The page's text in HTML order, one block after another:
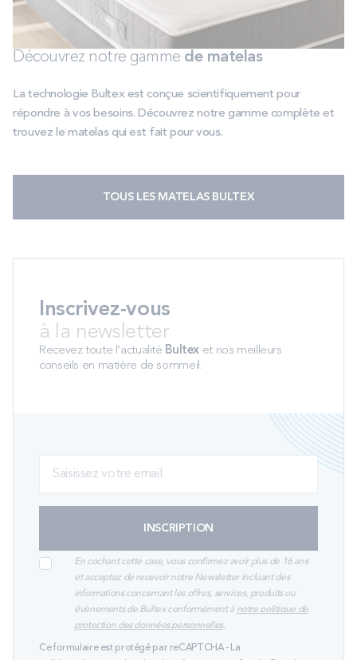
Découvrez notre gamme de matelas
La technologie Bultex est conçue scientifiquement pour
répondre à vos besoins. Découvrez notre gamme complète et
trouvez le matelas qui est fait pour vous.
TOUS LES MATELAS BULTEX
Inscrivez-vous
à la newsletter
Recevez toute l’actualité Bultex et nos meilleurs
conseils en matière de sommeil.
INSCRIPTION
En cochant cette case, vous confirmez avoir plus de 16 ans
et acceptez de recevoir notre Newsletter incluant des
informations concernant les offres, services, produits ou
évènements de Bultex conformément à notre politique de
protection des données personnelles.
Ce formulaire est protégé par reCAPTCHA - La